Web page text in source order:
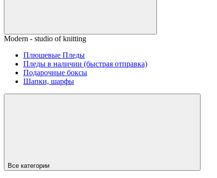
Modern - studio of knitting
Плюшевые Пледы
Пледы в наличии (быстрая отправка)
Подарочные боксы
Шапки, шарфы
Все категории